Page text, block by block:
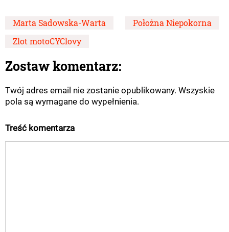
Marta Sadowska-Warta
Położna Niepokorna
Zlot motoCYClovy
Zostaw komentarz:
Twój adres email nie zostanie opublikowany. Wszyskie
pola są wymagane do wypełnienia.
Treść komentarza